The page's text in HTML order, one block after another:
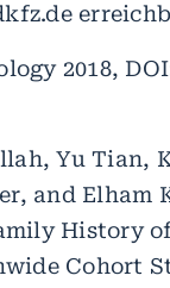
2018,
Yu Tian,
and Elham
History
Cohort